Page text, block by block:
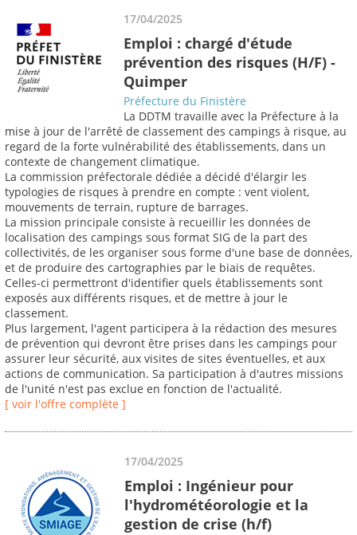
17/04/2025
Emploi : chargé d'étude
prévention des risques (H/F) -
Quimper
Préfecture du Finistère
La DDTM travaille avec la Préfecture à la
mise à jour de l'arrêté de classement des campings à risque, au
regard de la forte vulnérabilité des établissements, dans un
contexte de changement climatique.
La commission préfectorale dédiée a décidé d'élargir les
typologies de risques à prendre en compte : vent violent,
mouvements de terrain, rupture de barrages.
La mission principale consiste à recueillir les données de
localisation des campings sous format SIG de la part des
collectivités, de les organiser sous forme d'une base de données,
et de produire des cartographies par le biais de requêtes.
Celles-ci permettront d'identifier quels établissements sont
exposés aux différents risques, et de mettre à jour le
classement.
Plus largement, l'agent participera à la rédaction des mesures
de prévention qui devront être prises dans les campings pour
assurer leur sécurité, aux visites de sites éventuelles, et aux
actions de communication. Sa participation à d'autres missions
de l'unité n'est pas exclue en fonction de l'actualité.
[ voir l'offre complète ]
17/04/2025
Emploi : Ingénieur pour
l'hydrométéorologie et la
gestion de crise (h/f)